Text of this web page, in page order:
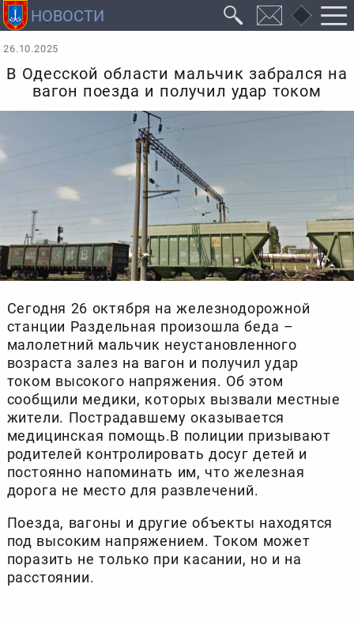
26.10.2025
В Одесской области мальчик забрался на
вагон поезда и получил удар током
Сегодня 26 октября на железнодорожной
станции Раздельная произошла беда –
малолетний мальчик неустановленного
возраста залез на вагон и получил удар
током высокого напряжения. Об этом
сообщили медики, которых вызвали местные
жители. Пострадавшему оказывается
медицинская помощь.В полиции призывают
родителей контролировать досуг детей и
постоянно напоминать им, что железная
дорога не место для развлечений.
Поезда, вагоны и другие объекты находятся
под высоким напряжением. Током может
поразить не только при касании, но и на
расстоянии.